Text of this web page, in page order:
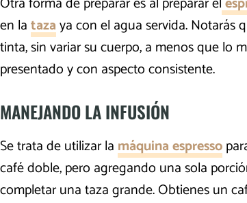
en latazaya con el agua servida. Notarás
tinta, sin variar su cuerpo, a menos que lo
presentado y con aspecto consistente.
MANEJANDO LA INFUSIÓN
Se trata de utilizar la máquina espresso
café doble, pero agregando una sola
completar una taza grande. Obtienes un